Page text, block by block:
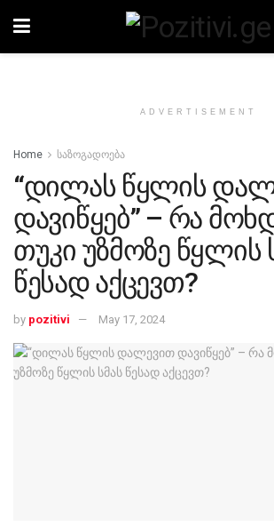
ADVERTISEMENT
Home საზოგადოება
“დილას წყლის
დავიწყებ” – რა
თუკი უზმოზე წყლის
წესად აქცევთ?
by pozitivi May 17, 2024